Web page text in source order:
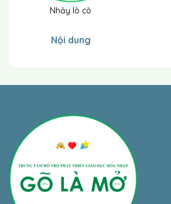
Nhảy lò cò
Nội dung